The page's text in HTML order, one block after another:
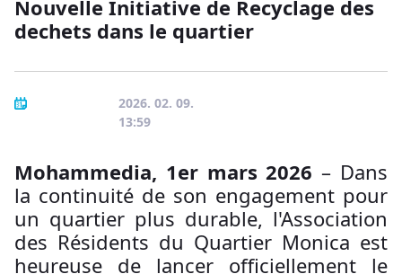
Nouvelle Initiative de Recyclage des
dechets dans le quartier
2026. 02. 09.
13:59
Mohammedia, 1er mars 2026 – Dans
la continuité de son engagement pour
un quartier plus durable, l'Association
des Résidents du Quartier Monica est
heureuse de lancer officiellement le